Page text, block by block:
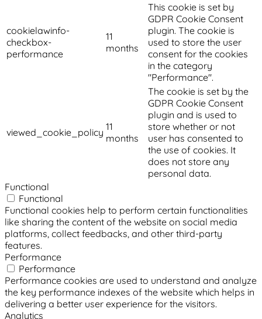
cookielawinfo-
checkbox-
performance
11
months
This cookie is set by
GDPR Cookie Consent
plugin. The cookie is
used to store the user
consent for the cookies
in the category
"Performance".
viewed_cookie_policy 11
months
The cookie is set by the
GDPR Cookie Consent
plugin and is used to
store whether or not
user has consented to
the use of cookies. It
does not store any
personal data.
Functional
Functional
Functional cookies help to perform certain functionalities
like sharing the content of the website on social media
platforms, collect feedbacks, and other third-party
features.
Performance
Performance
Performance cookies are used to understand and analyze
the key performance indexes of the website which helps in
delivering a better user experience for the visitors.
Analytics